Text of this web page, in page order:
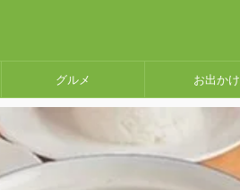
グルメ お出かけ